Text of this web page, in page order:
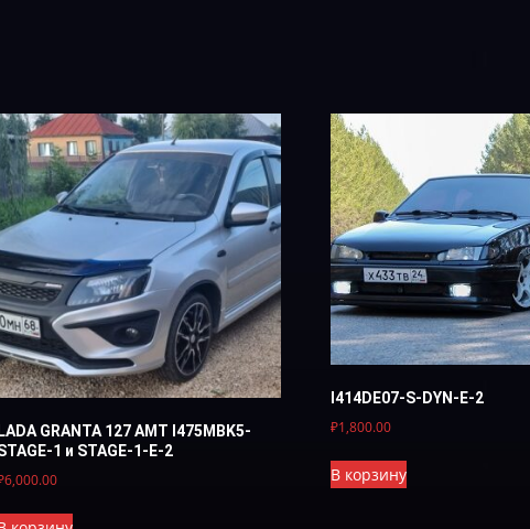
GRANTA 127 AMT I475MBK5-
1 и STAGE-1-E-2
6,000.00
I414DE07-S-DYN-E-2
₽1,800.00
В корзину